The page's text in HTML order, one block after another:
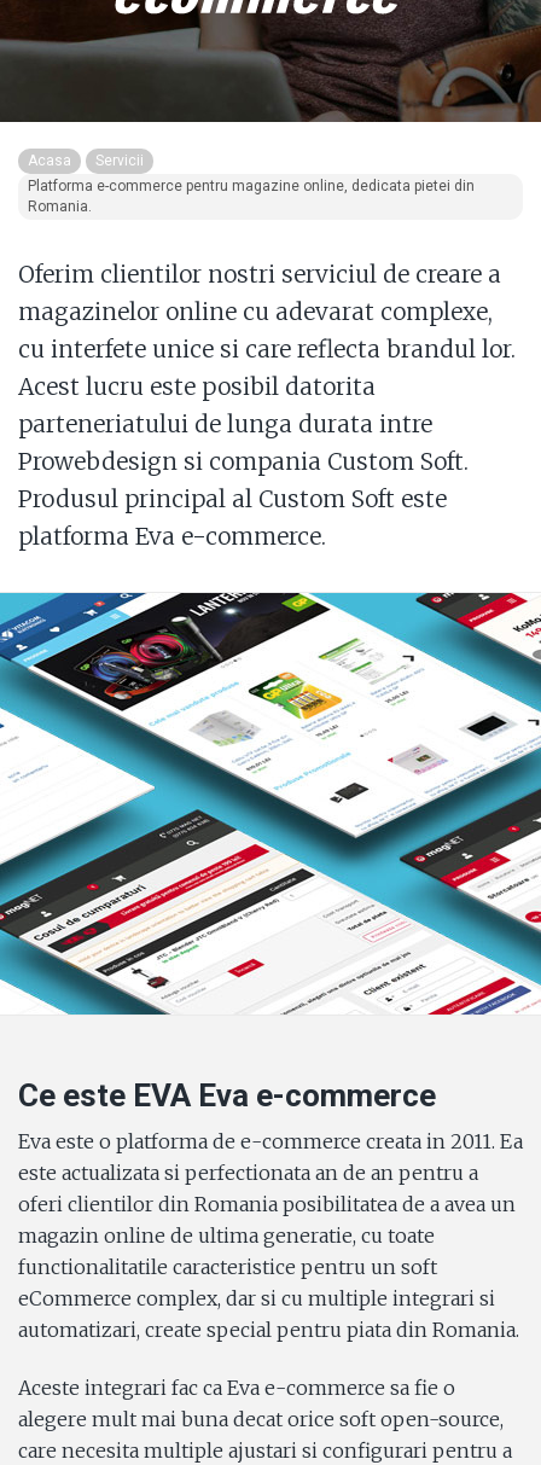
Acasa
Servicii
Platforma e-commerce pentru magazine online, dedicata pietei din
Romania.
Oferim clientilor nostri serviciul de creare a
magazinelor online cu adevarat complexe,
cu interfete unice si care reflecta brandul lor.
Acest lucru este posibil datorita
parteneriatului de lunga durata intre
Prowebdesign si compania Custom Soft.
Produsul principal al Custom Soft este
platforma Eva e-commerce.
Ce este EVA Eva e-commerce
Eva este o platforma de e-commerce creata in 2011. Ea
este actualizata si perfectionata an de an pentru a
oferi clientilor din Romania posibilitatea de a avea un
magazin online de ultima generatie, cu toate
functionalitatile caracteristice pentru un soft
eCommerce complex, dar si cu multiple integrari si
automatizari, create special pentru piata din Romania.
Aceste integrari fac ca Eva e-commerce sa fie o
alegere mult mai buna decat orice soft open-source,
care necesita multiple ajustari si configurari pentru a